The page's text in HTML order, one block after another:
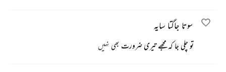
سوتا جاگتا سایہ
تو چلی جا کہ مجھے تیری ضرورت بھی نہیں